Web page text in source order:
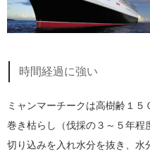
時間経過に強い
ミャンマーチークは高樹齢１５
巻き枯らし（伐採の３～５年程
切り込みを入れ水分を抜き、水